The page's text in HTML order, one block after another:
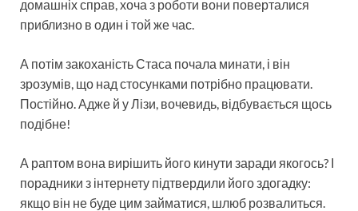
домашніх справ, хоча з роботи вони поверталися
приблизно в один і той же час.
А потім закоханість Стаса почала минати, і він
зрозумів, що над стосунками потрібно працювати.
Постійно. Адже й у Лізи, вочевидь, відбувається щось
подібне!
А раптом вона вирішить його кинути заради якогось? І
порадники з інтернету підтвердили його здогадку:
якщо він не буде цим займатися, шлюб розвалиться.